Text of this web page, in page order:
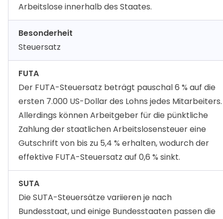
Arbeitslose innerhalb des Staates.
Besonderheit
Steuersatz
FUTA
Der FUTA-Steuersatz beträgt pauschal 6 % auf die
ersten 7.000 US-Dollar des Lohns jedes Mitarbeiters.
Allerdings können Arbeitgeber für die pünktliche
Zahlung der staatlichen Arbeitslosensteuer eine
Gutschrift von bis zu 5,4 % erhalten, wodurch der
effektive FUTA-Steuersatz auf 0,6 % sinkt.
SUTA
Die SUTA-Steuersätze variieren je nach
Bundesstaat, und einige Bundesstaaten passen die